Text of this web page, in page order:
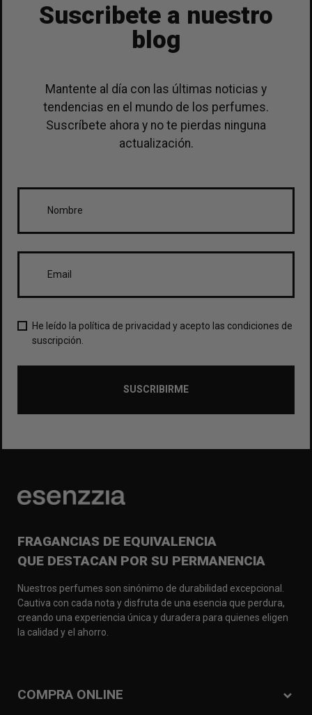
Suscribete a nuestro
blog
Mantente al día con las últimas noticias y
tendencias en el mundo de los perfumes.
Suscríbete ahora y no te pierdas ninguna
actualización.
He leído la política de privacidad y acepto las condiciones de
suscripción.
SUSCRIBIRME
FRAGANCIAS DE EQUIVALENCIA
QUE DESTACAN POR SU PERMANENCIA
Nuestros perfumes son sinónimo de durabilidad excepcional.
Cautiva con cada nota y disfruta de una esencia que perdura,
creando una experiencia única y duradera para quienes eligen
la calidad y el ahorro.
COMPRA ONLINE